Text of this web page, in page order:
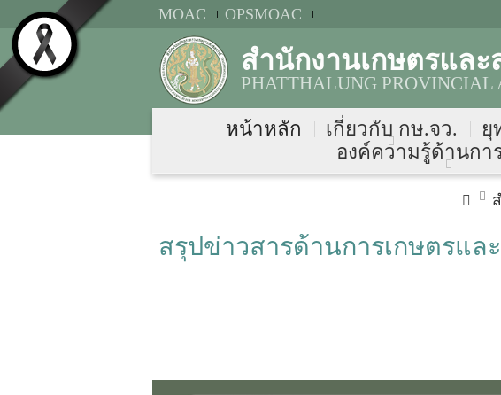
MOAC OPSMOAC
สำนักงานเกษตรแล
PHATTHALUNG PROVINCIAL
หน้าหลัก เกี่ยวกับ กษ.จว. ยุ
องค์ความรู้ด้านกา
สรุปข่าวสารด้านการเกษตรแ